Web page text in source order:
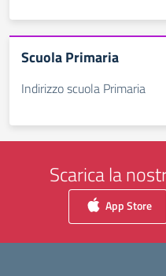
Scuola Primaria
Indirizzo scuola Primaria
Scarica la
App Store